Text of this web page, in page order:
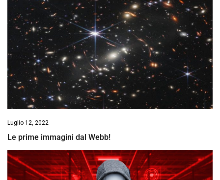
Luglio 12, 2022
Le prime immagini dal Webb!